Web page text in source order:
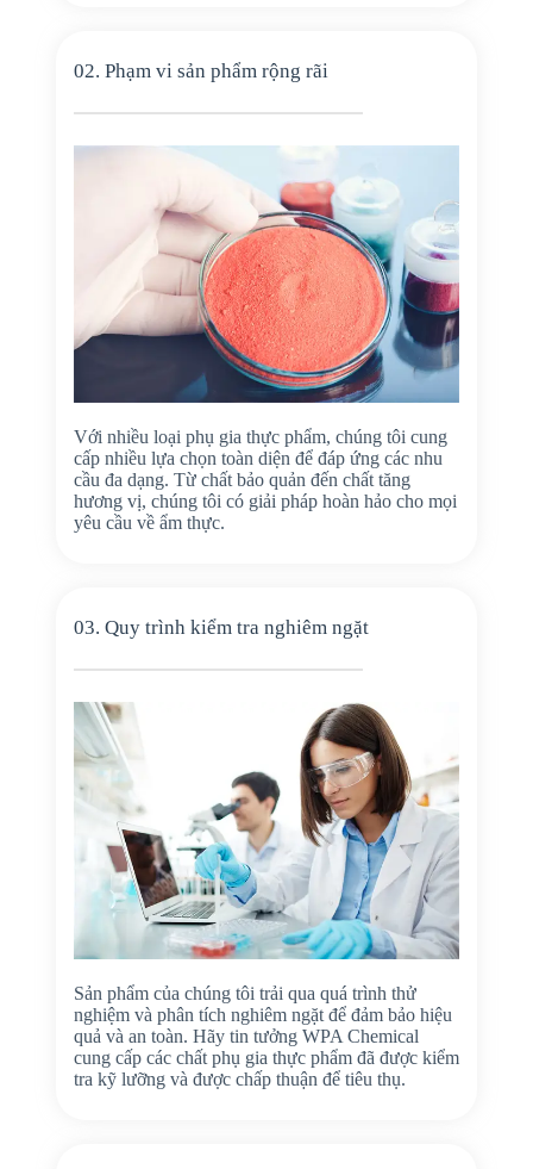
02. Phạm vi sản phẩm rộng rãi
Với nhiều loại phụ gia thực phẩm, chúng tôi cung
cấp nhiều lựa chọn toàn diện để đáp ứng các nhu
cầu đa dạng. Từ chất bảo quản đến chất tăng
hương vị, chúng tôi có giải pháp hoàn hảo cho mọi
yêu cầu về ẩm thực.
03. Quy trình kiểm tra nghiêm ngặt
Sản phẩm của chúng tôi trải qua quá trình thử
nghiệm và phân tích nghiêm ngặt để đảm bảo hiệu
quả và an toàn. Hãy tin tưởng WPA Chemical
cung cấp các chất phụ gia thực phẩm đã được kiểm
tra kỹ lưỡng và được chấp thuận để tiêu thụ.